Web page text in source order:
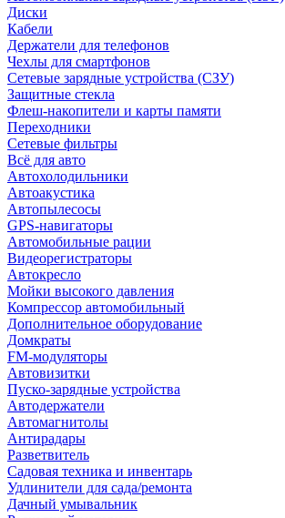
Диски
Кабели
Держатели для телефонов
Чехлы для смартфонов
Сетевые зарядные устройства (СЗУ)
Защитные стекла
Флеш-накопители и карты памяти
Переходники
Сетевые фильтры
Всё для авто
Автохолодильники
Автоакустика
Автопылесосы
GPS-навигаторы
Автомобильные рации
Видеорегистраторы
Автокресло
Мойки высокого давления
Компрессор автомобильный
Дополнительное оборудование
Домкраты
FM-модуляторы
Автовизитки
Пуско-зарядные устройства
Автодержатели
Автомагнитолы
Антирадары
Разветвитель
Садовая техника и инвентарь
Удлинители для сада/ремонта
Дачный умывальник